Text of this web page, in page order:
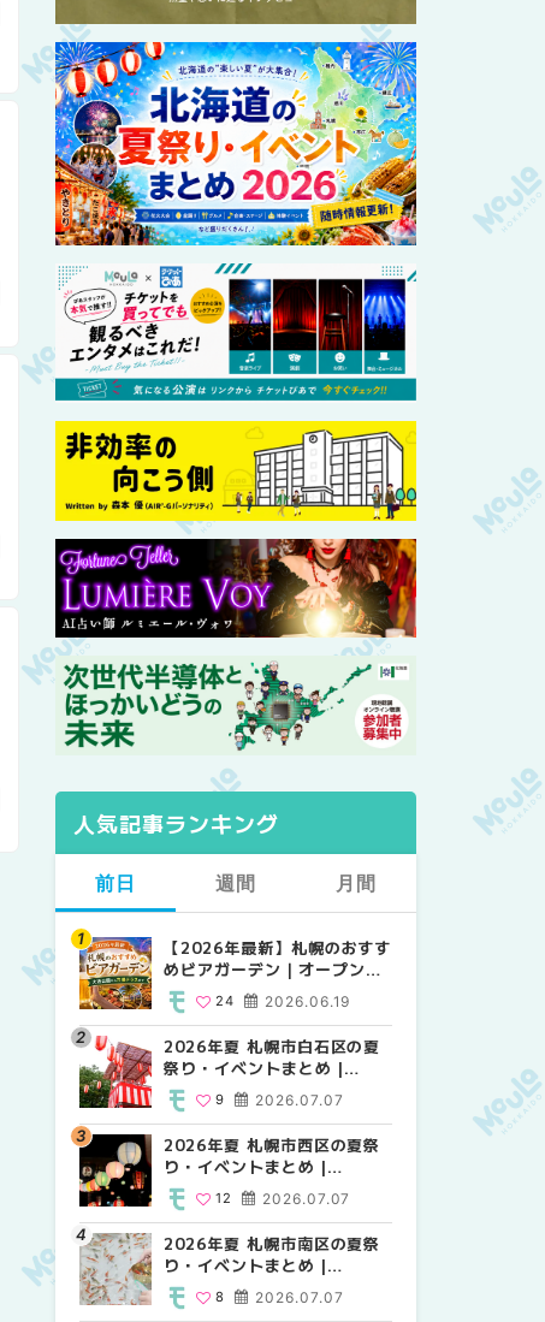
人気記事ランキング
前日
【2026年最新】札幌のおすす
めビアガーデン｜オープン日
順に徹底紹介！大通公園から
穴場テラスまで | MouLa
HOKKAIDO
2026.06.19
24
2026年夏 札幌市白石区の夏
祭り・イベントまとめ |
MouLa HOKKAIDO
2026.07.07
9
2026年夏 札幌市西区の夏祭
り・イベントまとめ |
MouLa HOKKAIDO
2026.07.07
12
2026年夏 札幌市南区の夏祭
り・イベントまとめ |
MouLa HOKKAIDO
2026.07.07
8
週間
【2026年最新】札幌のおすす
めビアガーデン｜オープン日
穴場テラスまで | MouLa
HOKKAIDO
24
2026年夏 札幌市西区の夏祭
り・イベントまとめ |
12
2026年夏 札幌市北区の夏祭
り・イベントまとめ |
9
2026年夏 札幌市手稲区の夏
祭り・イベントまとめ |
10
月間
【2026年最新】札幌のおすす
めビアガーデン｜オープン日
穴場テラスまで | MouLa
HOKKAIDO
24
2026年夏 札幌市北区の夏祭
り・イベントまとめ |
9
2026年夏 札幌市西区の夏祭
り・イベントまとめ |
12
2026年夏 札幌市白石区の夏
祭り・イベントまとめ |
9